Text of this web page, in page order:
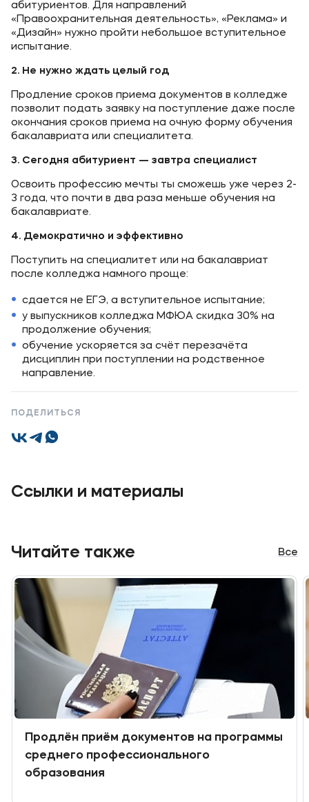
Полезное
Банковские реквизиты
Мы в соцсетях
Подобрать программу
абитуриентов. Для направлений
«Правоохранительная деятельность», «Реклама» и
«Дизайн» нужно пройти небольшое вступительное
испытание.
2. Не нужно ждать целый год
Продление сроков приема документов в колледже
позволит подать заявку на поступление даже после
окончания сроков приема на очную форму обучения
бакалавриата или специалитета.
3. Сегодня абитуриент — завтра специалист
Освоить профессию мечты ты сможешь уже через 2-
3 года, что почти в два раза меньше обучения на
бакалавриате.
4. Демократично и эффективно
Поступить на специалитет или на бакалавриат
после колледжа намного проще:
сдается не ЕГЭ, а вступительное испытание;
у выпускников колледжа МФЮА скидка 30% на
продолжение обучения;
обучение ускоряется за счёт перезачёта
дисциплин при поступлении на родственное
направление.
ПОДЕЛИТЬСЯ
Ссылки и материалы
Читайте также Все
Продлён приём документов на программы
среднего профессионального
образования